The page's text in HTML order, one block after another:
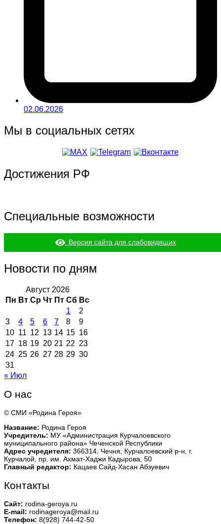
02.06.2026
Мы в социальных сетях
Достижения РФ
Специальные возможности
Версия сайта для слабовидящих
Новости по дням
Август 2026
Пн Вт Ср Чт Пт Сб Вс
1
2
3
4 5 6 7 8
9
10 11 12 13 14 15 16
17 18 19 20 21 22 23
24 25 26 27 28 29 30
31
« Июл
О нас
© СМИ «Родина Героя»
Название: Родина Героя
Учредитель: МУ «Администрация Курчалоевского
муниципального района» Чеченской Республики
Адрес учредителя: 366314, Чечня, Курчалоевский р-н, г.
Курчалой, пр. им. Ахмат-Хаджи Кадырова, 50
Главный редактор: Кацаев Сайд-Хасан Абзуевич
Контакты
Сайт: rodina-geroya.ru
E-mail: rodinageroya@mail.ru
Телефон: 8(928) 744-42-50